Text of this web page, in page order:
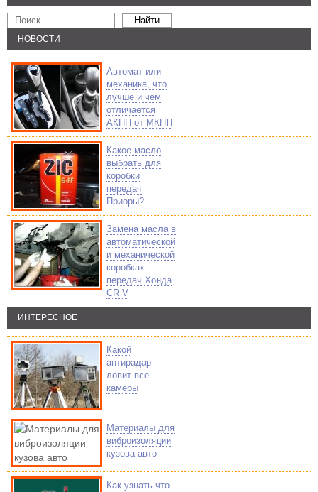
НОВОСТИ
Автомат или
механика, что
лучше и чем
отличается
АКПП от МКПП
Какое масло
выбрать для
коробки
передач
Приоры?
Замена масла в
автоматической
и механической
коробках
передач Хонда
CR V
ИНТЕРЕСНОЕ
Какой
антирадар
ловит все
камеры
Материалы для
виброизоляции
кузова авто
Как узнать что